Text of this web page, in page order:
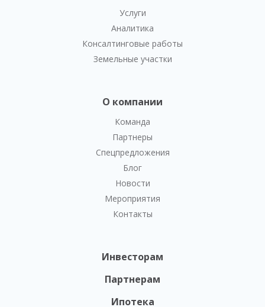
Услуги
Аналитика
Консалтинговые работы
Земельные участки
О компании
Команда
Партнеры
Спецпредложения
Блог
Новости
Мероприятия
Контакты
Инвесторам
Партнерам
Ипотека